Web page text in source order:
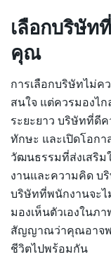
เลือกบริษัท
คุณ
การเลือกบริษัทไม่ค
สนใจ แต่ควรมองไ
ระยะยาว บริษัทที่ดี
ทักษะ และเปิดโอก
วัฒนธรรมที่ส่งเสริ
งานและความคิด บ
บริษัทที่พนักงานจะ
มองเห็นตัวเองในภ
สัญญาณว่าคุณอาจพ
ชีวิตไปพร้อมกัน